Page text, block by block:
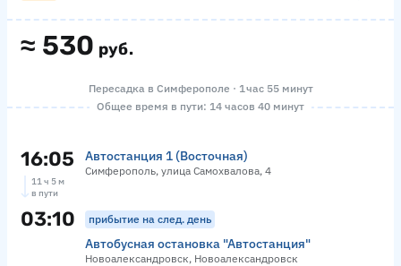
≈ 530 руб.
Пересадка в Симферополе · 1 час 55 минут
Общее время в пути: 14 часов 40 минут
16:05 Автостанция 1 (Восточная)
Симферополь, улица Самохвалова, 4
11 ч 5 м
в пути
03:10 прибытие на след. день
Автобусная остановка "Автостанция"
Новоалександровск, Новоалександровск